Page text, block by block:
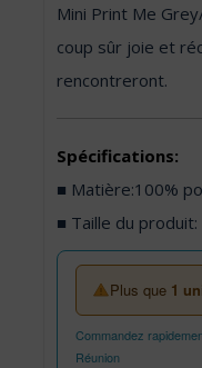
Mini Print Me
coup sûr joie et
rencontreront.
Spécifications:
■ Matière:100%
■ Taille du
Plus que 1
Commandez
Réunion